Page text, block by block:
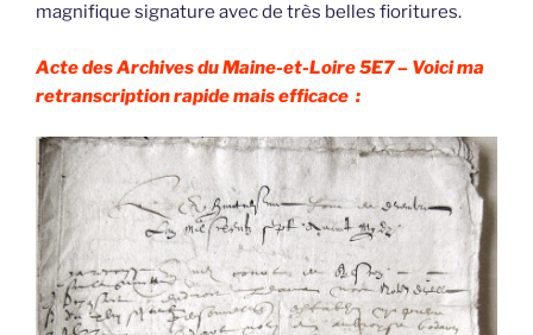
magnifique signature avec de très belles fioritures.
Acte des Archives du Maine-et-Loire 5E7 – Voici ma
retranscription rapide mais efficace :